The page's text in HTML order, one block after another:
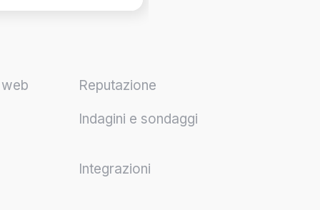
Reputazione
Indagini e sondaggi
Integrazioni